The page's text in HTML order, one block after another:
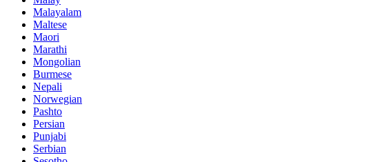
Malayalam
Maltese
Maori
Marathi
Mongolian
Burmese
Nepali
Norwegian
Pashto
Persian
Punjabi
Serbian